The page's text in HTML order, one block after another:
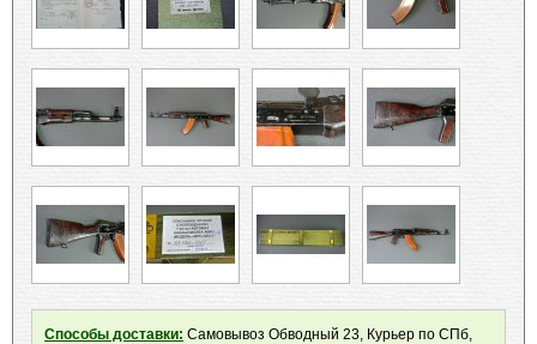
Способы доставки: Самовывоз Обводный 23, Курьер по СПб,